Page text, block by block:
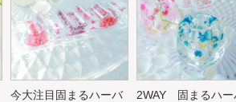
今大注目固まるハーバ
2WAY 固まるハー